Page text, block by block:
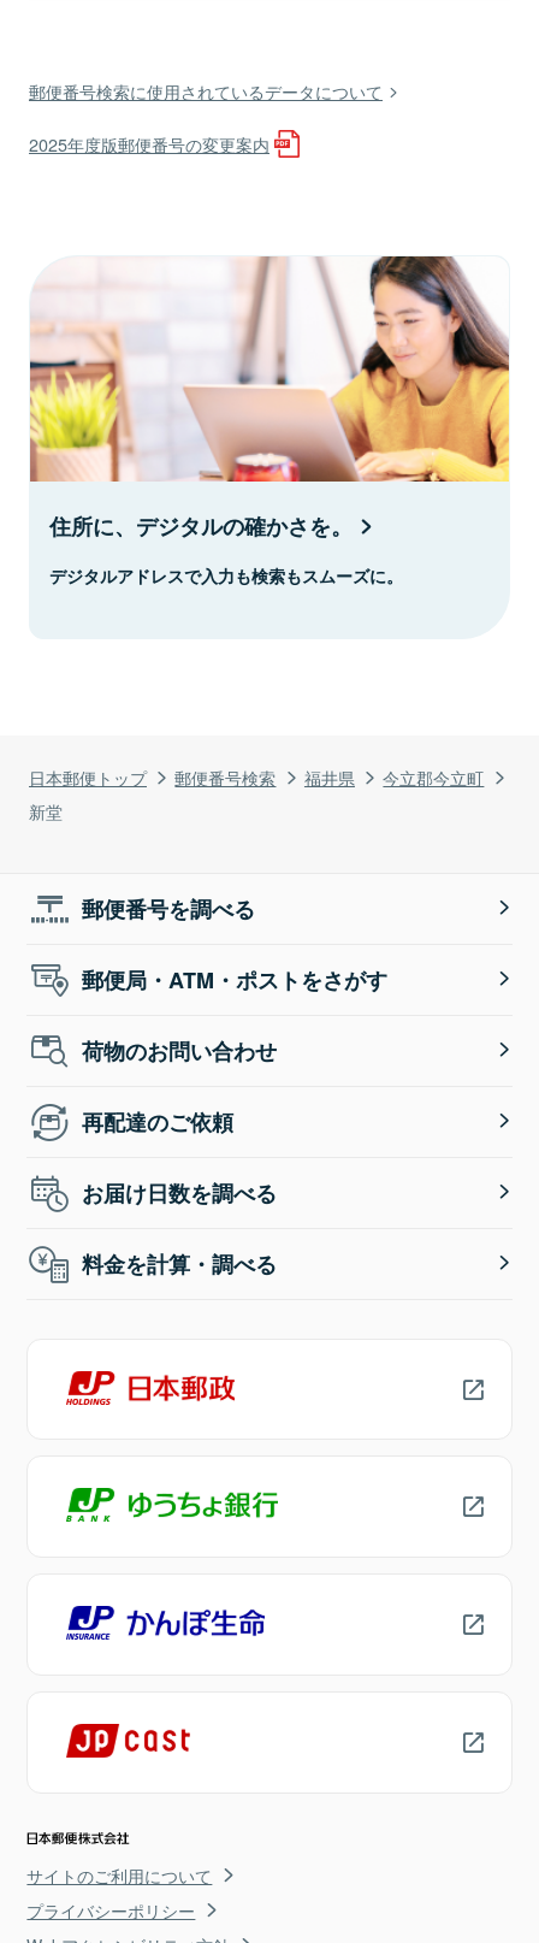
日本郵便トップ 郵便番号検索 福井県
今立郡今立町
新堂
郵便番号検索に使用されているデータについて
2025年度版郵便番号の変更案内
住所に、デジタルの確かさを。
デジタルアドレスで入力も検索もスムーズに。
郵便番号を調べる
郵便局・ATM・ポストをさがす
荷物のお問い合わせ
再配達のご依頼
お届け日数を調べる
料金を計算・調べる
サイトのご利用について
プライバシーポリシー